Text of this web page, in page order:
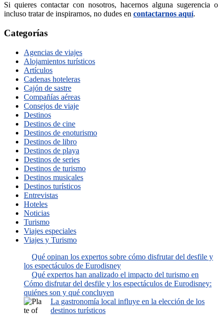
Si quieres contactar con nosotros, hacernos alguna sugerencia o
incluso tratar de inspirarnos, no dudes en contactarnos aquí.
Categorías
Agencias de viajes
Alojamientos turísticos
Artículos
Cadenas hoteleras
Cajón de sastre
Compañías aéreas
Consejos de viaje
Destinos
Destinos de cine
Destinos de enoturismo
Destinos de libro
Destinos de playa
Destinos de series
Destinos de turismo
Destinos musicales
Destinos turísticos
Entrevistas
Hoteles
Noticias
Turismo
Viajes especiales
Viajes y Turismo
Qué opinan los expertos sobre cómo disfrutar del desfile y
los espectáculos de Eurodisney
Qué expertos han analizado el impacto del turismo en
Cómo disfrutar del desfile y los espectáculos de Eurodisney:
quiénes son y qué concluyen
La gastronomía local influye en la elección de los
destinos turísticos